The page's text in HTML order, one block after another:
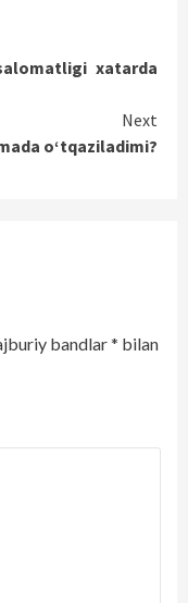
xatarda
Next
o‘tqaziladimi?
bandlar* bilan